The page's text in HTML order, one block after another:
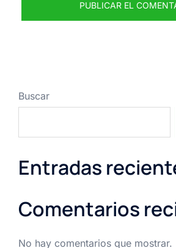
Buscar
Entradas
Comentarios
No hay comentarios que mostrar.